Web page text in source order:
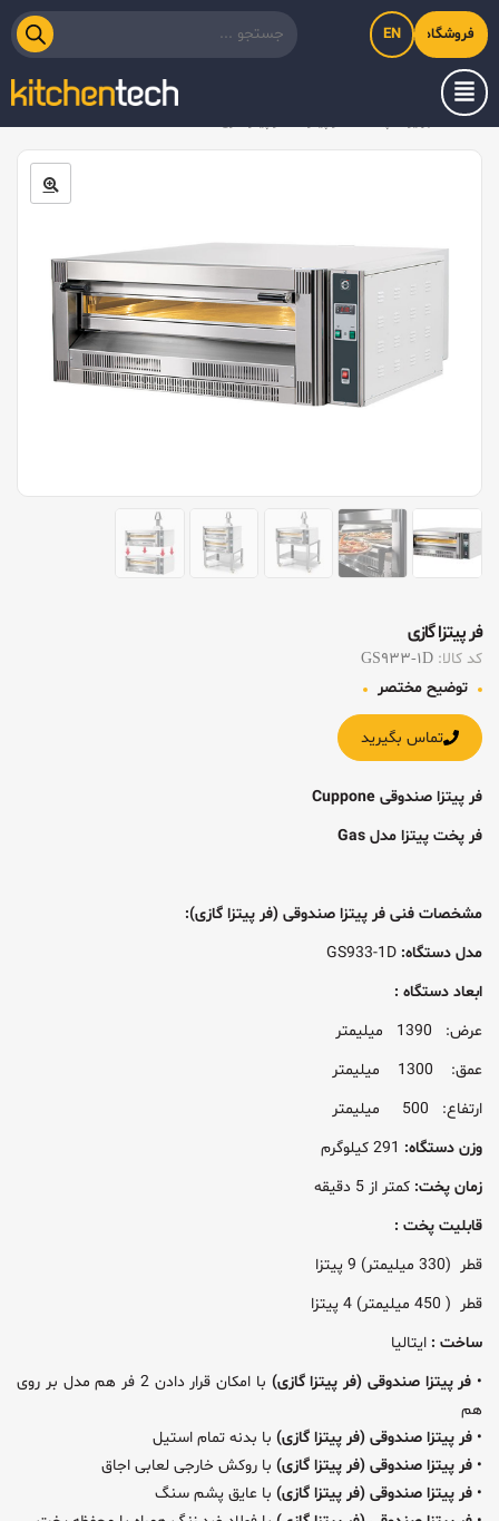
فروشگاه اینترنتی کیت‌لاین
EN
خانه
فر پیتزا گازی
کد کالا: GS933-1D
توضیح مختصر
تماس بگیرید
فر پیتزا صندوقی Cuppone
فر پخت پیتزا مدل Gas
مشخصات فنی فر پیتزا صندوقی (فر پیتزا گازی):
مدل دستگاه: GS933-1D
ابعاد دستگاه :
عرض: 1390 میلیمتر
عمق: 1300 میلیمتر
ارتفاع: 500 میلیمتر
وزن دستگاه: 291 کیلوگرم
زمان پخت: کمتر از 5 دقیقه
قابلیت پخت :
قطر (330 میلیمتر) 9 پیتزا
قطر ( 450 میلیمتر) 4 پیتزا
ساخت : ایتالیا
• فر پیتزا صندوقی (فر پیتزا گازی)
با امکان قرار دادن 2 فر هم مدل بر روی
هم
• فر پیتزا صندوقی (فر پیتزا گازی) با بدنه تمام استیل
• فر پیتزا صندوقی (فر پیتزا گازی) با روکش خارجی لعابی اجاق
• فر پیتزا صندوقی (فر پیتزا گازی) با عایق پشم سنگ